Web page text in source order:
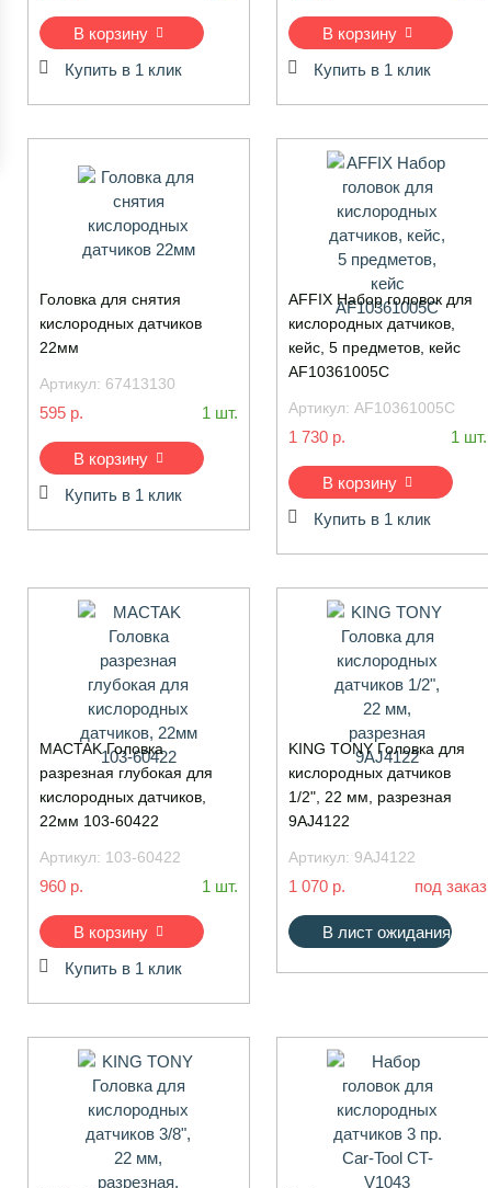
В корзину
Купить в 1 клик
В корзину
Купить в 1 клик
Головка для снятия
кислородных датчиков
22мм
Артикул: 67413130
595 р. 1 шт.
В корзину
Купить в 1 клик
AFFIX Набор головок для
кислородных датчиков,
кейс, 5 предметов, кейс
AF10361005C
Артикул: AF10361005C
1 730 р. 1 шт.
В корзину
Купить в 1 клик
MACTAK Головка
разрезная глубокая для
кислородных датчиков,
22мм 103-60422
Артикул: 103-60422
960 р. 1 шт.
В корзину
Купить в 1 клик
KING TONY Головка для
кислородных датчиков
1/2", 22 мм, разрезная
9AJ4122
Артикул: 9AJ4122
1 070 р. под заказ
В лист ожидания